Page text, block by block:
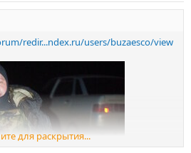
redir...ndex.ru/users/buzaesco/view
для раскрытия...